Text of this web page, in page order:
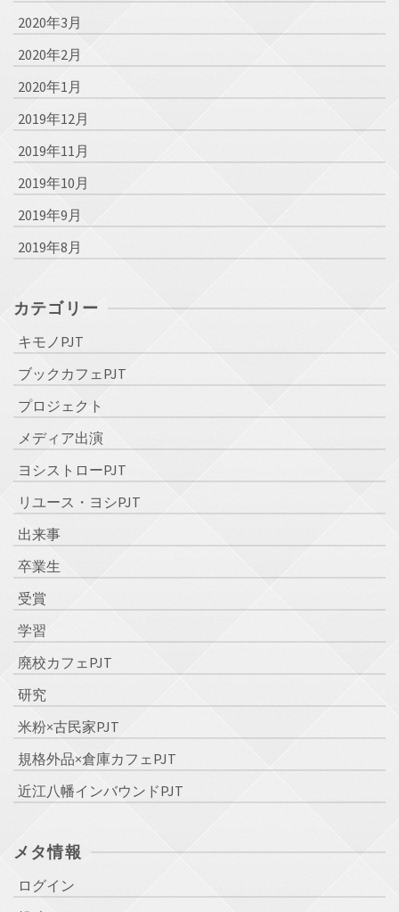
2020年3月
2020年2月
2020年1月
2019年12月
2019年11月
2019年10月
2019年9月
2019年8月
カテゴリー
キモノPJT
ブックカフェPJT
プロジェクト
メディア出演
ヨシストローPJT
リユース・ヨシPJT
出来事
卒業生
受賞
学習
廃校カフェPJT
研究
米粉×古民家PJT
規格外品×倉庫カフェPJT
近江八幡インバウンドPJT
メタ情報
ログイン